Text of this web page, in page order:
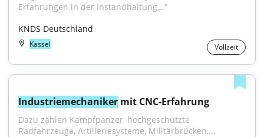
Erfahrungen in der Instandhaltung..."
KNDS Deutschland
Kassel Vollzeit
Industriemechaniker mit CNC-Erfahrung
Dazu zählen Kampfpanzer, hochgeschützte
Radfahrzeuge, Artilleriesysteme, Militärbrücken,...